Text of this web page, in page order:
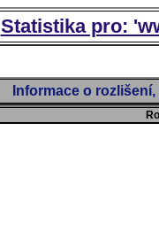
Statistika pro:
Informace o